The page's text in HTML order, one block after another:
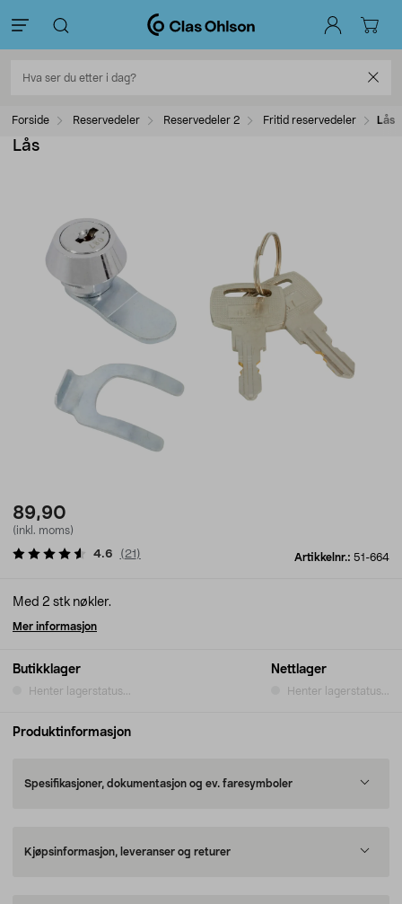
Forside Reservedeler Reservedeler 2 Fritid reservedeler Lås
Lås
89,90
(inkl. moms)
Artikkelnr.: 51-664
4.6 ( 21 )
Butikklager
Henter lagerstatus...
Nettlager
Henter lagerstatus...
Med 2 stk nøkler.
Mer informasjon
Produktinformasjon
Spesifikasjoner, dokumentasjon og ev. faresymboler
Kjøpsinformasjon, leveranser og returer